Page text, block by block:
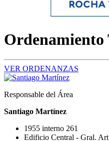
VER ORDENANZAS
Responsable del Área
Santiago Martínez
1955 interno 261
Edificio Central - Gral.